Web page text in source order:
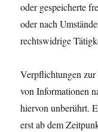
oder gespeicherte
oder nach
rechtswidrige
Verpflichtungen
von Informationen
hiervon unberührt.
erst ab dem